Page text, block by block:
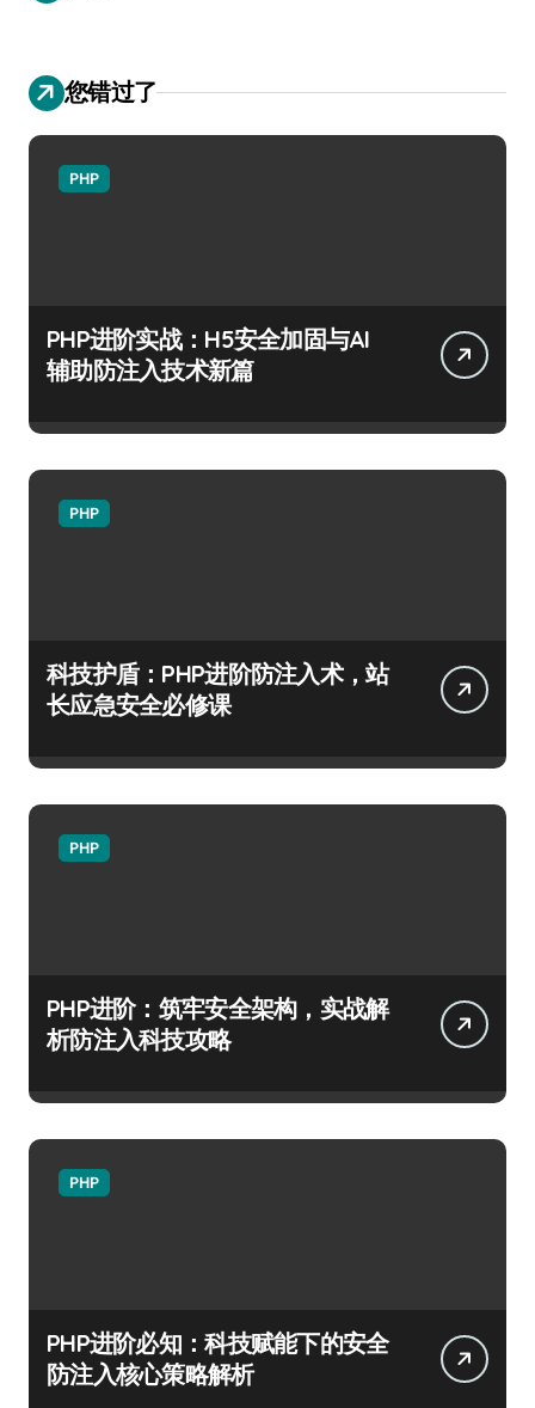
您错过了
PHP
PHP进阶实战：H5安全加固与AI
辅助防注入技术新篇
PHP
科技护盾：PHP进阶防注入术，站
长应急安全必修课
PHP
PHP进阶：筑牢安全架构，实战解
析防注入科技攻略
PHP
PHP进阶必知：科技赋能下的安全
防注入核心策略解析